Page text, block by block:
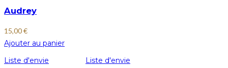
Audrey
15,00€
Ajouter au panier
Liste d'envie
Liste d'envie